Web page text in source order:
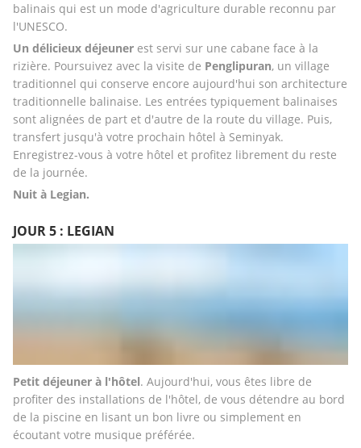
balinais qui est un mode d'agriculture durable reconnu par
l'UNESCO.
Un délicieux déjeuner est servi sur une cabane face à la
rizière. Poursuivez avec la visite de Penglipuran, un village
traditionnel qui conserve encore aujourd'hui son architecture
traditionnelle balinaise. Les entrées typiquement balinaises
sont alignées de part et d'autre de la route du village. Puis,
transfert jusqu'à votre prochain hôtel à Seminyak.
Enregistrez-vous à votre hôtel et profitez librement du reste
de la journée.
Nuit à Legian.
JOUR 5 : LEGIAN
Petit déjeuner à l'hôtel. Aujourd'hui, vous êtes libre de
profiter des installations de l'hôtel, de vous détendre au bord
de la piscine en lisant un bon livre ou simplement en
écoutant votre musique préférée.